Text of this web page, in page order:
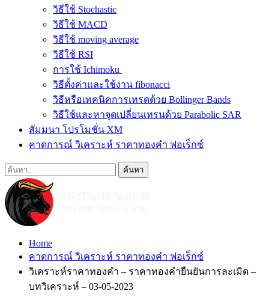
วิธีใช้ Stochastic
วิธีใช้ MACD
วิธีใช้ moving average
วิธีใช้ RSI
การใช้ Ichimoku
วิธีตั้งค่าและใช้งาน fibonacci
วิธีหรือเทคนิคการเทรดด้วย Bollinger Bands
วิธีใช้และหาจุดเปลี่ยนเทรนด้วย Parabolic SAR
สัมมนา โปรโมชั่น XM
คาดการณ์ วิเคราะห์ ราคาทองคำ ฟอเร็กซ์
Home
คาดการณ์ วิเคราะห์ ราคาทองคำ ฟอเร็กซ์
วิเคราะห์ราคาทองคำ – ราคาทองคำยืนยันการละเมิด –
บทวิเคราะห์ – 03-05-2023